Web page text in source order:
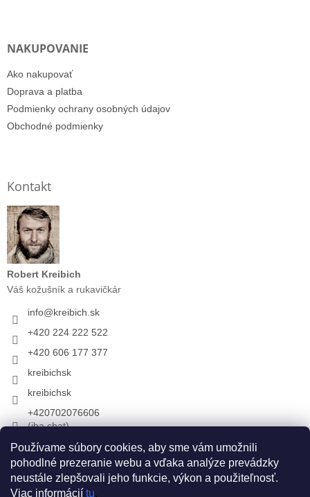
Používame súbory cookies, aby sme vám umožnili
pohodlné prezeranie webu a vďaka analýze prevádzky
neustále zlepšovali jeho funkcie, výkon a použiteľnosť.
Viac informácií tu.
NAKUPOVANIE
Ako nakupovať
Doprava a platba
Podmienky ochrany osobných údajov
Obchodné podmienky
Kontakt
Robert Kreibich
Váš kožušník a rukavičkár
info@kreibich.sk
+420 224 222 522
+420 606 177 377
kreibichsk
kreibichsk
+420702076606
(iba chat)
Prijímame online platby